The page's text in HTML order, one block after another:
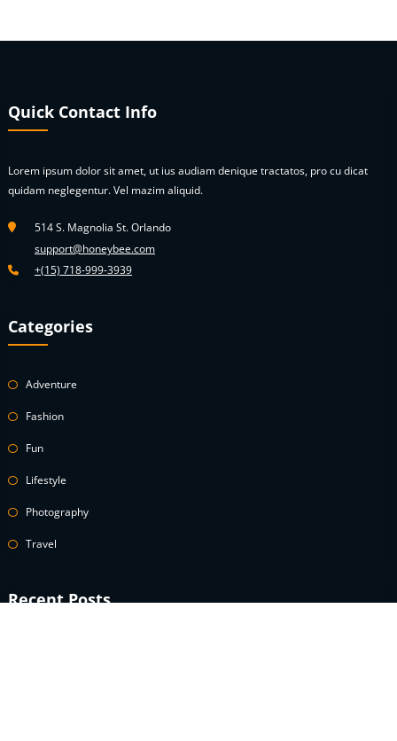
Quick Contact Info
Lorem ipsum dolor sit amet, ut ius audiam denique tractatos, pro cu dicat
quidam neglegentur. Vel mazim aliquid.
514 S. Magnolia St. Orlando
support@honeybee.com
+(15) 718-999-3939
Categories
Adventure
Fashion
Fun
Lifestyle
Photography
Travel
Recent Posts